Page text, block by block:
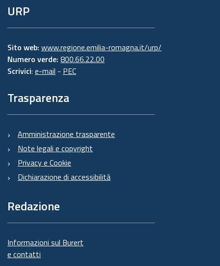
URP
Sito web: www.regione.emilia-romagna.it/urp/
Numero verde: 800.66.22.00
Scrivici: e-mail - PEC
Trasparenza
Amministrazione trasparente
Note legali e copyright
Privacy e Cookie
Dichiarazione di accessibilità
Redazione
Informazioni sul Burert
e contatti